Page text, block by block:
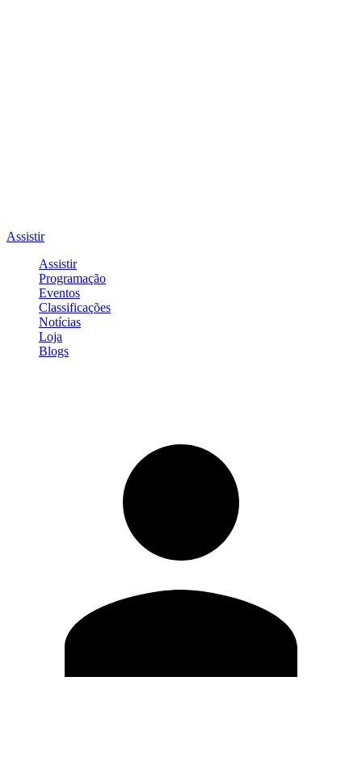
Assistir
Assistir
Programação
Eventos
Classificações
Notícias
Loja
Blogs